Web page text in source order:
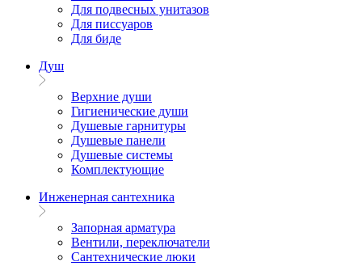
Для подвесных унитазов
Для писсуаров
Для биде
Душ
Верхние души
Гигиенические души
Душевые гарнитуры
Душевые панели
Душевые системы
Комплектующие
Инженерная сантехника
Запорная арматура
Вентили, переключатели
Сантехнические люки